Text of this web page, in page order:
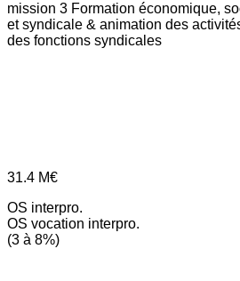
mission 3 Formation économique,
et syndicale & animation des
des fonctions syndicales
31.4 M€
OS interpro.
OS vocation interpro.
(3 à 8%)